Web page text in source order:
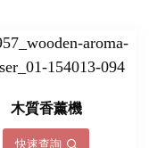
木質香薰機
快速查詢